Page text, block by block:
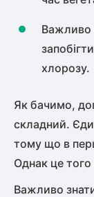
Важливо
хлорозу.
Як бачимо,
складний.
тому що в
Однак це того
Важливо